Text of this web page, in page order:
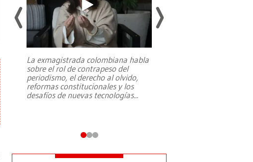
La exmagistrada colombiana habla
sobre el rol de contrapeso del
periodismo, el derecho al olvido,
reformas constitucionales y los
desafíos de nuevas tecnologías...